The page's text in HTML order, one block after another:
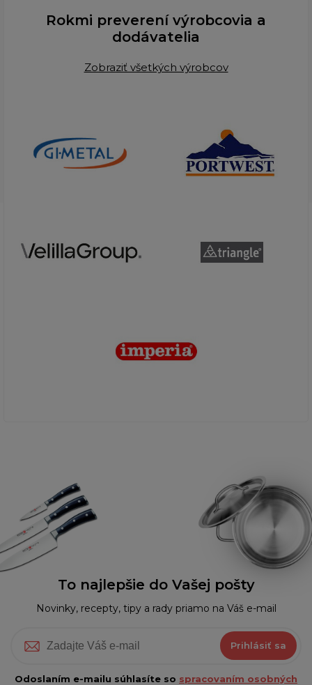
Rokmi preverení výrobcovia a
dodávatelia
Zobraziť všetkých výrobcov
To najlepšie do Vašej pošty
Novinky, recepty, tipy a rady priamo na Váš e-mail
Prihlásiť sa
Odoslaním e-mailu súhlasíte so spracovaním osobných